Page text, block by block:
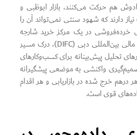
هم حرکت می‌کنند، بازار ابوظبی و
دارند که شهود سنتی نمی‌تواند آن را
خرده‌فروشی در یک مرکز خرید شارجه
باشید یا یک استارتاپ فناوری در مرکز مالی بین‌المللی دبی (DIFC)، درک مسیر
تحلیل پیش‌بینانه برای کسب‌وکارهای
تصمیم‌گیری واکنشی به موضعی پیشگیرانه
درهم خرج شده در بازاریابی و هر اقدام
قوی است.